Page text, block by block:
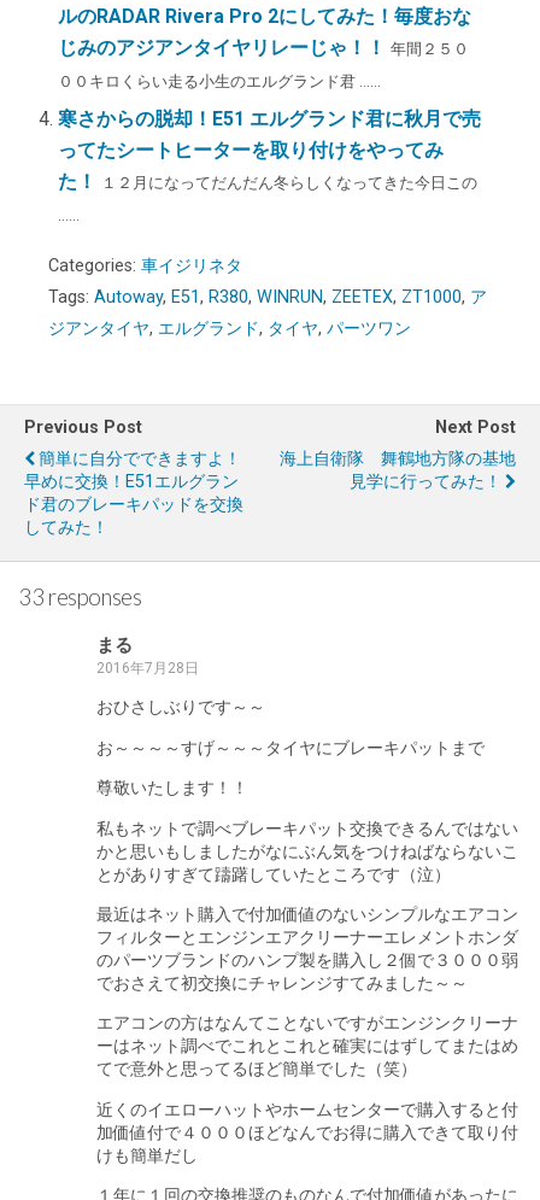
ルのRADAR Rivera Pro 2にしてみた！毎度おな
じみのアジアンタイヤリレーじゃ！！
年間２５０
００キロくらい走る小生のエルグランド君 ......
寒さからの脱却！E51 エルグランド君に秋月で売
ってたシートヒーターを取り付けをやってみ
た！
１２月になってだんだん冬らしくなってきた今日この
Categories: 車イジリネタ
Tags: Autoway, E51, R380, WINRUN, ZEETEX, ZT1000, ア
ジアンタイヤ, エルグランド, タイヤ, パーツワン
Previous Post
簡単に自分でできますよ！
早めに交換！E51エルグラン
ド君のブレーキパッドを交換
してみた！
Next Post
海上自衛隊 舞鶴地方隊の基地
見学に行ってみた！
33 responses
まる
2016年7月28日
おひさしぶりです～～
お～～～～すげ～～～タイヤにブレーキパットまで
尊敬いたします！！
私もネットで調べブレーキパット交換できるんではない
かと思いもしましたがなにぶん気をつけねばならないこ
とがありすぎて躊躇していたところです（泣）
最近はネット購入で付加価値のないシンプルなエアコン
フィルターとエンジンエアクリーナーエレメントホンダ
のパーツブランドのハンプ製を購入し２個で３０００弱
でおさえて初交換にチャレンジすてみました～～
エアコンの方はなんてことないですがエンジンクリーナ
ーはネット調べでこれとこれと確実にはずしてまたはめ
てで意外と思ってるほど簡単でした（笑）
近くのイエローハットやホームセンターで購入すると付
加価値付で４０００ほどなんでお得に購入できて取り付
けも簡単だし
１年に１回の交換推奨のものなんで付加価値があったに